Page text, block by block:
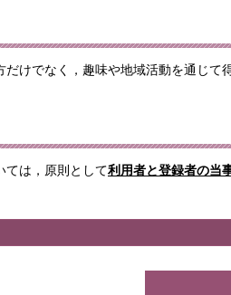
けでなく，趣味や地域活動を通じて
ては，原則として利用者と登録者の当